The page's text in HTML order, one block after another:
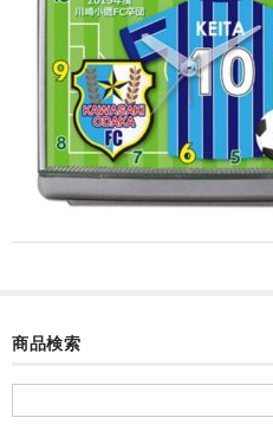
目覚まし時計(集合＋個別)
メロディ時計(集合)
音声時計(集合)
目覚まし時計(個別)
お絵かきギャラリープラス(絵
商品検索